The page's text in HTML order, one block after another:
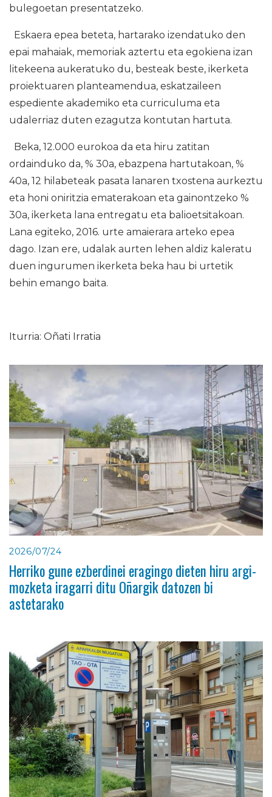
bulegoetan presentatzeko.
Eskaera epea beteta, hartarako izendatuko den
epai mahaiak, memoriak aztertu eta egokiena izan
litekeena aukeratuko du, besteak beste, ikerketa
proiektuaren planteamendua, eskatzaileen
espediente akademiko eta curriculuma eta
udalerriaz duten ezagutza kontutan hartuta.
Beka, 12.000 eurokoa da eta hiru zatitan
ordainduko da, % 30a, ebazpena hartutakoan, %
40a, 12 hilabeteak pasata lanaren txostena aurkeztu
eta honi oniritzia ematerakoan eta gainontzeko %
30a, ikerketa lana entregatu eta balioetsitakoan.
Lana egiteko, 2016. urte amaierara arteko epea
dago. Izan ere, udalak aurten lehen aldiz kaleratu
duen ingurumen ikerketa beka hau bi urtetik
behin emango baita.
Iturria: Oñati Irratia
2026/07/24
Herriko gune ezberdinei eragingo dieten hiru argi-
mozketa iragarri ditu Oñargik datozen bi
astetarako